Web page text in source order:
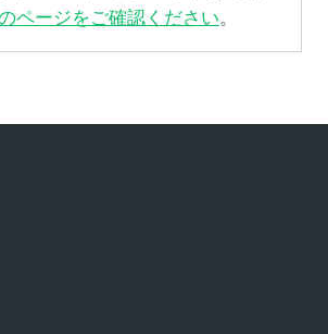
ページをご確認ください。